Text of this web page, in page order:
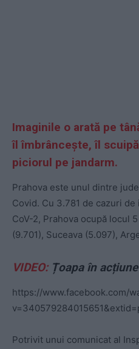
Imaginile o arată pe
îl îmbrâncește, îl
piciorul pe jandarm.
Prahova este unul dintre
Covid. Cu 3.781 de cazuri
CoV-2, Prahova ocupă locul
(9.701), Suceava (5.097),
VIDEO:Țoapa în acțiune
https://www.facebook.com/
Potrivit unui comunicat al